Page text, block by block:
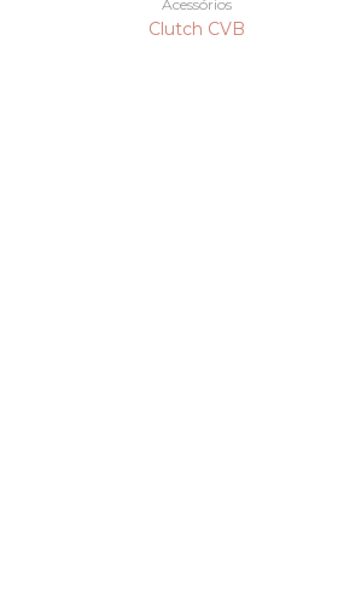
Acessórios
Clutch CVB